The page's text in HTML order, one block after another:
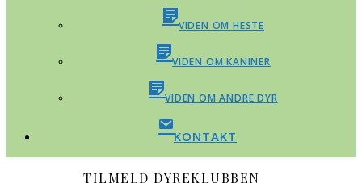
VIDEN OM HESTE
VIDEN OM KANINER
VIDEN OM ANDRE DYR
KONTAKT
TILMELD DYREKLUBBEN